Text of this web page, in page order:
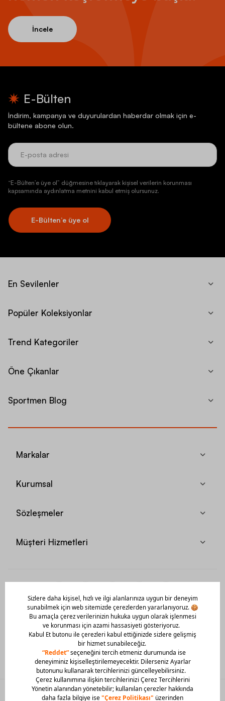
İncele
E-Bülten
İndirim, kampanya ve duyurulardan haberdar olmak için e-
bültene abone olun.
“E-Bülten’e üye ol” düğmesine tıklayarak kişisel verilerin korunması
kapsamında aydınlatma metnini kabul etmiş olursunuz.
E-Bülten’e üye ol
En Sevilenler
Popüler Koleksiyonlar
Trend Kategoriler
Öne Çıkanlar
Sportmen Blog
Markalar
Kurumsal
Sözleşmeler
Müşteri Hizmetleri
Mobil Uygulamamızı Hemen İndir!